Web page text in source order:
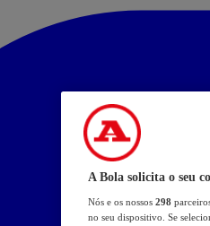
A Bola solicita o seu
Nós e os nossos 298
no seu dispositivo. Se